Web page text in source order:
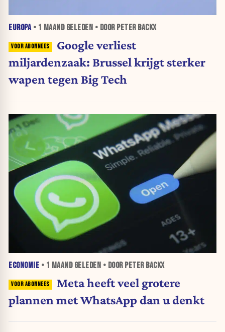
EUROPA• 1 MAANDGELEDEN • DOOR PETER BACKX
Google verliest
miljardenzaak: Brussel krijgt sterker
wapen tegen Big Tech
ECONOMIE • 1 MAANDGELEDEN • DOOR PETER BACKX
Meta heeft veel grotere
plannen met WhatsApp dan u denkt